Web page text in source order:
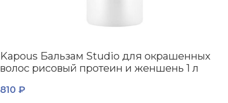
Kapous Бальзам Studio для окрашенных
волос рисовый протеин и женшень 1 л
810 ₽